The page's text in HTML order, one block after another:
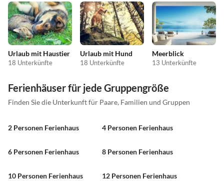
Urlaub mit Haustier
18 Unterkünfte
Urlaub mit Hund
18 Unterkünfte
Meerblick
13 Unterkünfte
Ferienhäuser für jede Gruppengröße
Finden Sie die Unterkunft für Paare, Familien und Gruppen
2 Personen Ferienhaus 4 Personen Ferienhaus
6 Personen Ferienhaus 8 Personen Ferienhaus
10 Personen Ferienhaus 12 Personen Ferienhaus